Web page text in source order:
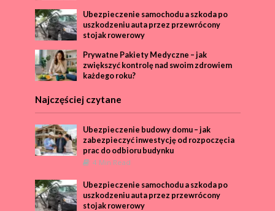
Ubezpieczenie samochodu a szkoda po
uszkodzeniu auta przez przewrócony
stojak rowerowy
Prywatne Pakiety Medyczne – jak
zwiększyć kontrolę nad swoim zdrowiem
każdego roku?
Najczęściej czytane
Ubezpieczenie budowy domu – jak
zabezpieczyć inwestycję od rozpoczęcia
prac do odbioru budynku
4 Min Read
Ubezpieczenie samochodu a szkoda po
uszkodzeniu auta przez przewrócony
stojak rowerowy